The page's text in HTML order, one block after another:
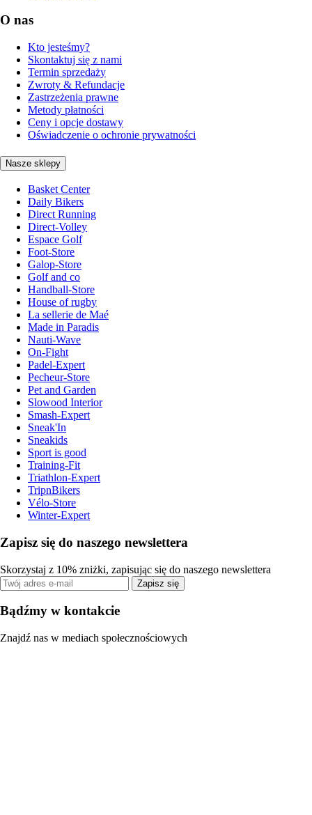
O nas
Kto jesteśmy?
Skontaktuj się z nami
Termin sprzedaży
Zwroty & Refundacje
Zastrzeżenia prawne
Metody płatności
Ceny i opcje dostawy
Oświadczenie o ochronie prywatności
Nasze sklepy
Basket Center
Daily Bikers
Direct Running
Direct-Volley
Espace Golf
Foot-Store
Galop-Store
Golf and co
Handball-Store
House of rugby
La sellerie de Maé
Made in Paradis
Nauti-Wave
On-Fight
Padel-Expert
Pecheur-Store
Pet and Garden
Slowood Interior
Smash-Expert
Sneak'In
Sneakids
Sport is good
Training-Fit
Triathlon-Expert
TripnBikers
Vélo-Store
Winter-Expert
Zapisz się do naszego newslettera
Skorzystaj z 10% zniżki, zapisując się do naszego newslettera
Zapisz się
Bądźmy w kontakcie
Znajdź nas w mediach społecznościowych